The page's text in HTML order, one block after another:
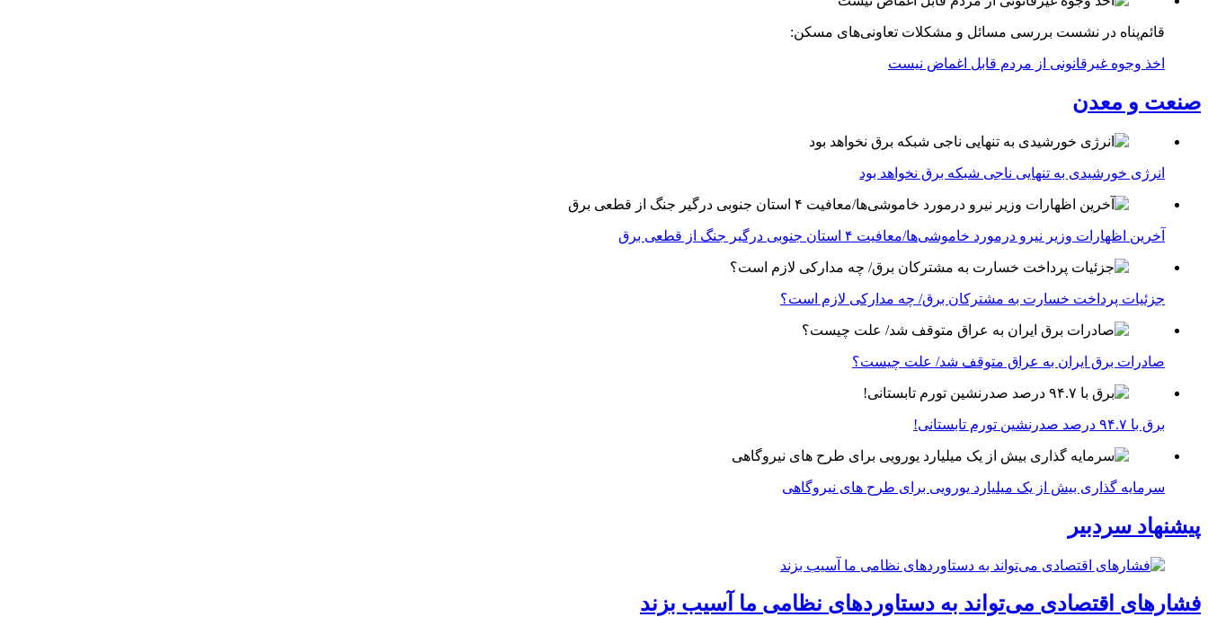
قائم‌پناه در نشست بررسی مسائل و مشکلات تعاونی‌های مسکن:
اخذ وجوه غیرقانونی از مردم قابل اغماض نیست
صنعت و معدن
انرژی خورشیدی به تنهایی ناجی شبکه برق نخواهد بود
آخرین اظهارات وزیر نیرو درمورد خاموشی‌ها/معافیت ۴ استان جنوبی درگیر جنگ از قطعی برق
جزئیات پرداخت خسارت به مشترکان برق/ چه مدارکی لازم است؟
صادرات برق ایران به عراق متوقف شد/ علت چیست؟
برق با ۹۴.۷ درصد صدرنشین تورم تابستانی!
سرمایه گذاری بیش از یک میلیارد یورویی برای طرح های نیروگاهی
پیشنهاد سردبیر
فشارهای اقتصادی می‌تواند به دستاوردهای نظامی ما آسیب بزند